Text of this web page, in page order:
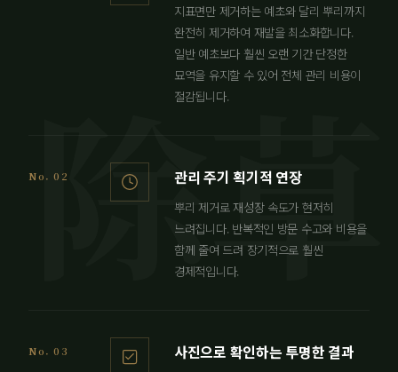
지표면만 제거하는 예초와 달리 뿌리까지
완전히 제거하여 재발을 최소화합니다.
일반 예초보다 훨씬 오랜 기간 단정한
묘역을 유지할 수 있어 전체 관리 비용이
절감됩니다.
No. 02 관리 주기 획기적 연장
뿌리 제거로 재성장 속도가 현저히
느려집니다. 반복적인 방문 수고와 비용을
함께 줄여 드려 장기적으로 훨씬
경제적입니다.
No. 03 사진으로 확인하는 투명한 결과